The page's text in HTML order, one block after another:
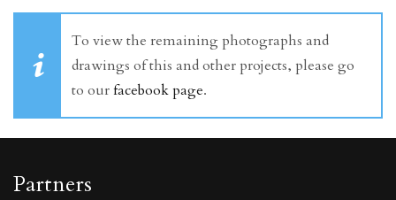
To view the remaining photographs and
drawings of this and other projects, please go
to ourfacebook page.
Partners